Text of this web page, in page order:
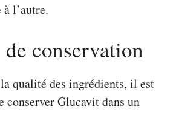
à l’autre.
conservation
qualité des ingrédients, il est
conserver Glucavit dans un